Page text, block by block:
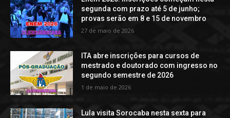
segunda com prazo até 5 de junho;
provas serão em 8 e 15 de novembro
27 de maio de 2026
ITA abre inscrições para cursos de
mestrado e doutorado com ingresso no
segundo semestre de 2026
1 de maio de 2026
Lula visita Sorocaba nesta sexta para